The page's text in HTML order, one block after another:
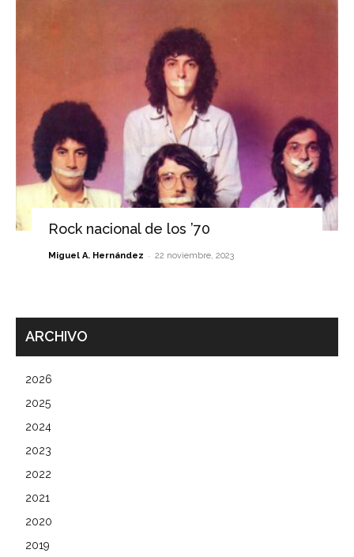
Rock nacional de los ’70
Miguel A. Hernández - 22 noviembre, 2023
ARCHIVO
2026
2025
2024
2023
2022
2021
2020
2019